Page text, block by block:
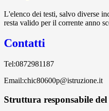
L'elenco dei testi, salvo diverse
resta valido per il corrente anno
Contatti
Tel:0872981187
Email:chic80600p@istruzione.it
Struttura responsabile del